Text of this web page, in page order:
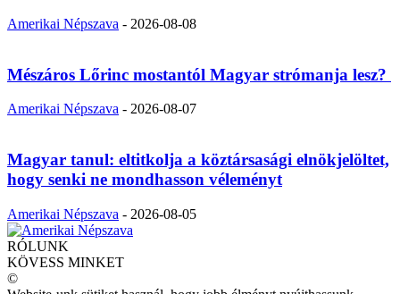
Amerikai Népszava - 2026-08-08
Mészáros Lőrinc mostantól Magyar strómanja lesz?
Amerikai Népszava - 2026-08-07
Magyar tanul: eltitkolja a köztársasági elnökjelöltet,
hogy senki ne mondhasson véleményt
Amerikai Népszava - 2026-08-05
RÓLUNK
KÖVESS MINKET
©